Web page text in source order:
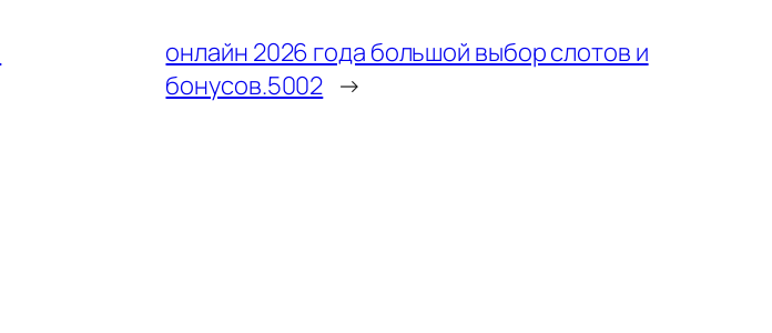
онлайн 2026 года большой выбор слотов и
бонусов.5002 →